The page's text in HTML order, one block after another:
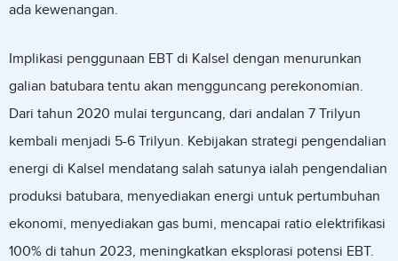
ada kewenangan.
Implikasi penggunaan EBT di Kalsel dengan menurunkan
galian batubara tentu akan mengguncang perekonomian.
Dari tahun 2020 mulai terguncang, dari andalan 7 Trilyun
kembali menjadi 5-6 Trilyun. Kebijakan strategi pengendalian
energi di Kalsel mendatang salah satunya ialah pengendalian
produksi batubara, menyediakan energi untuk pertumbuhan
ekonomi, menyediakan gas bumi, mencapai ratio elektrifikasi
100% di tahun 2023, meningkatkan eksplorasi potensi EBT.